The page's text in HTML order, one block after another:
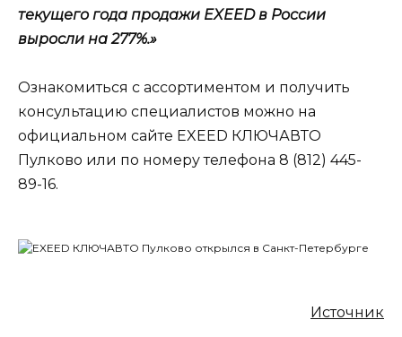
текущего года продажи EXEED в России
выросли на 277%.»
Ознакомиться с ассортиментом и получить
консультацию специалистов можно на
официальном сайте EXEED КЛЮЧАВТО
Пулково или по номеру телефона 8 (812) 445-
89-16.
Источник